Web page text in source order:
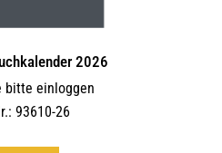
2026
bitte einloggen
93610-26